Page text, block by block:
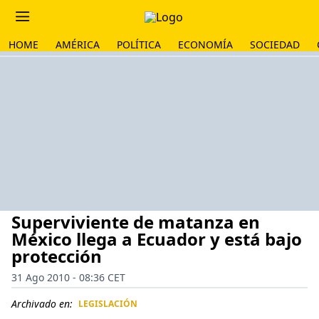
HOME AMÉRICA POLÍTICA ECONOMÍA SOCIEDAD
Superviviente de matanza en
México llega a Ecuador y está bajo
protección
31 Ago 2010 - 08:36 CET
Archivado en: LEGISLACIÓN